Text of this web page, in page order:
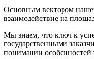
Основным вектором
взаимодействие на
Мы знаем, что ключ к
государственными
понимании особенностей